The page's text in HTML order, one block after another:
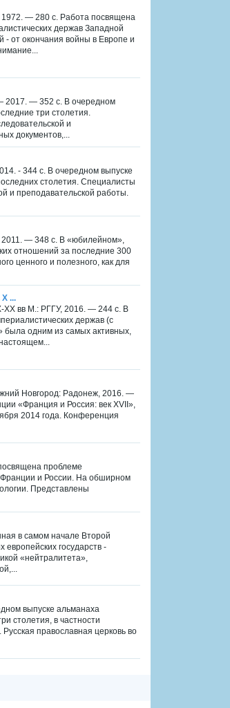
— 280 с. Работа посвящена
держав Западной
от окончания войны в Европе и
2017. — 352 с. В очередном
три столетия.
и
документов,...
- 344 с. В очередном выпуске
столетия. Специалисты
и преподавательской работы.
— 348 с. В «юбилейном»,
отношений за последние 300
ценного и полезного, как для
...
XX вв М.: РГГУ, 2016. — 244 с. В
держав (с
была одним из самых активных,
Новгород: Радонеж, 2016. —
«Франция и Россия: век XVII»,
2014 года. Конференция
проблеме
Франции и России. На обширном
Представлены
в самом начале Второй
государств -
«нейтралитета»,
выпуске альманаха
столетия, в частности
православная церковь во